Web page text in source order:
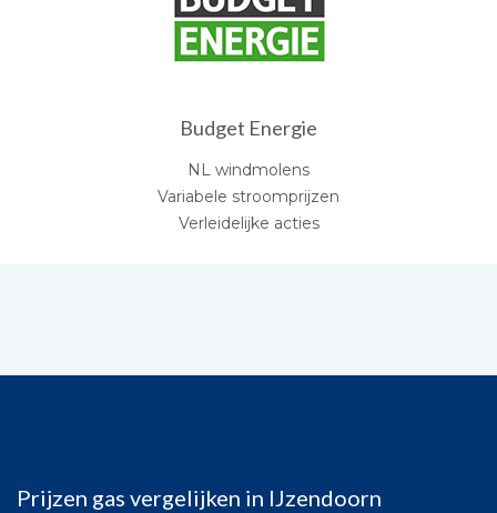
Budget Energie
NL windmolens
Variabele stroomprijzen
Verleidelijke acties
Prijzen gas vergelijken in IJzendoorn